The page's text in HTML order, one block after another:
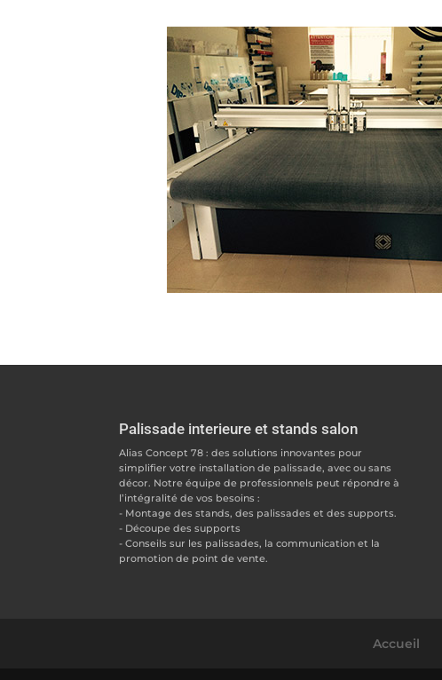
Palissade interieure et stands salon
Alias Concept 78 : des solutions innovantes pour
simplifier votre installation de palissade, avec ou sans
décor. Notre équipe de professionnels peut répondre à
l’intégralité de vos besoins :
- Montage des stands, des palissades et des supports.
- Découpe des supports
- Conseils sur les palissades, la communication et la
promotion de point de vente.
Accueil